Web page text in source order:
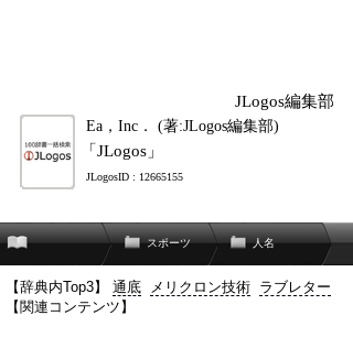
JLogos編集部
Ea，Inc． (著:JLogos編集部)
「JLogos」
JLogosID : 12665155
スポーツ 人名
【辞典内Top3】 通底 メリクロン技術 ラブレター
【関連コンテンツ】